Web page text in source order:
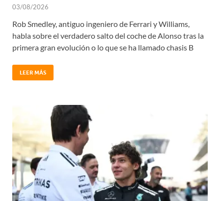
03/08/2026
Rob Smedley, antiguo ingeniero de Ferrari y Williams,
habla sobre el verdadero salto del coche de Alonso tras la
primera gran evolución o lo que se ha llamado chasis B
LEER MÁS